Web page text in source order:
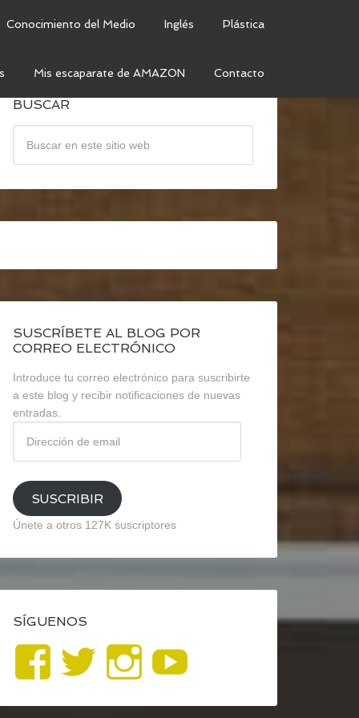
Conocimiento del Medio Inglés Plástica
Mis escaparate de AMAZON Contacto
BUSCAR
SUSCRÍBETE AL BLOG POR
CORREO ELECTRÓNICO
Introduce tu correo electrónico para suscribirte
a este blog y recibir notificaciones de nuevas
entradas.
email
SUSCRIBIR
Únete a otros 127K suscriptores
SÍGUENOS
Ver
perfil
Ver
perfil
Ver
perfil